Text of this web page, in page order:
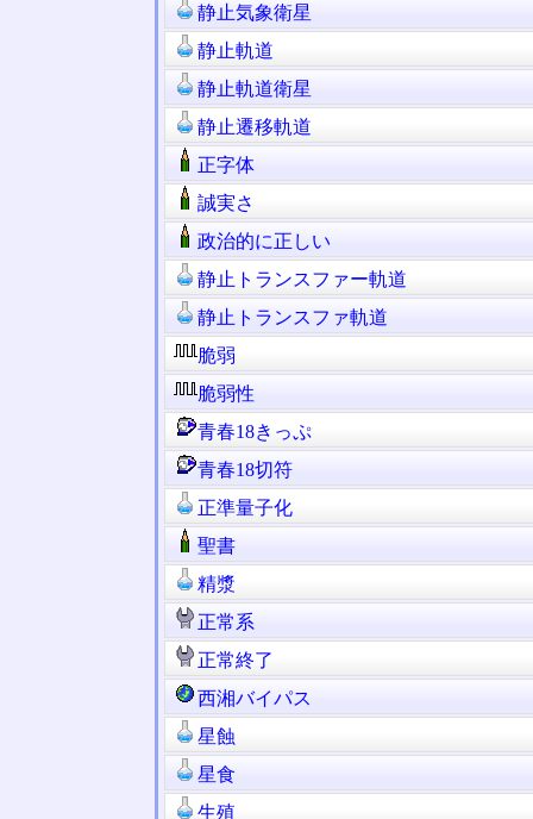
静止気象衛星
静止軌道
静止軌道衛星
静止遷移軌道
正字体
誠実さ
政治的に正しい
静止トランスファー軌道
静止トランスファ軌道
脆弱
脆弱性
青春18きっぷ
青春18切符
正準量子化
聖書
精漿
正常系
正常終了
西湘バイパス
星蝕
星食
生殖